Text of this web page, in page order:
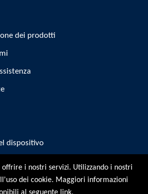
dei prodotti
dispositivo
offrire i nostri servizi. Utilizzando i nostri
dei cookie. Maggiori informazioni